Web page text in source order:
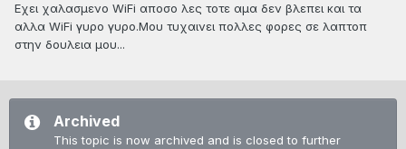
Εχει χαλασμενο WiFi αποσο λες τοτε αμα δεν βλεπει και τα
αλλα WiFi γυρο γυρο.Μου τυχαινει πολλες φορες σε λαπτοπ
στην δουλεια μου...
Archived
This topic is now archived and is closed to further